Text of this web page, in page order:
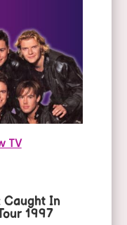
TV
Caught In
1997